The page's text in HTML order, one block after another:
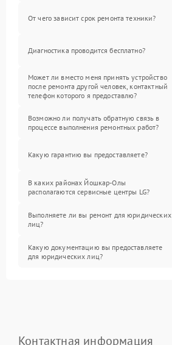
От чего зависит срок ремонта техники?
Диагностика проводится бесплатно?
Может ли вместо меня принять устройство
после ремонта другой человек, контактный
телефон которого я предоставлю?
Возможно ли получать обратную связь в
процессе выполнения ремонтных работ?
Какую гарантию вы предоставляете?
В каких районах Йошкар-Олы
располагаются сервисные центры LG?
Выполняете ли вы ремонт для юридических
лиц?
Какую документацию вы предоставляете
для юридических лиц?
Контактная информация